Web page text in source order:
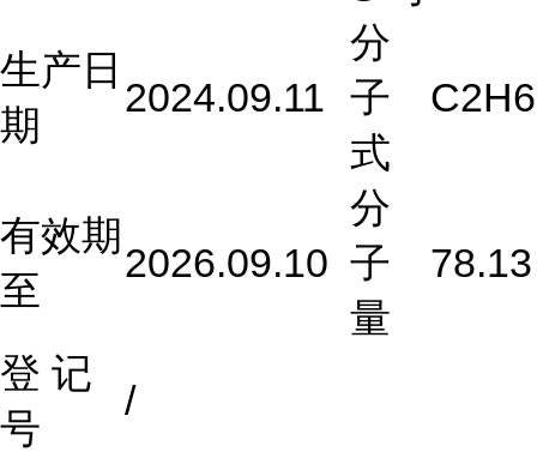
生产日
期
2024.09.11
分
子
式
C2H6
有效期
至
2026.09.10
分
子
量
78.13
登 记
号
/